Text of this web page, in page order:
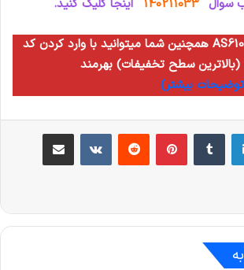
سوال 140211033 اینجا کلیک کنید.
همچنین شما میتوانید با وارد کردن کد AS6108 به مدت سه ماه از
سطح تخفیفات) بهرمند
بیشتر)
لینکدین ‫تامبلر ‫پین‌ترست‫رددیت ‫VKontakteاشتراک گذاری از طریق ایمیل